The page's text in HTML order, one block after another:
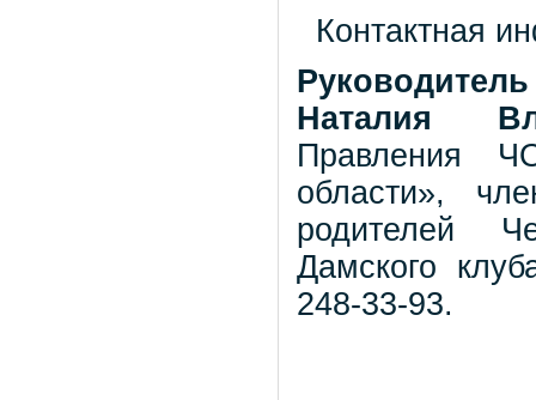
Контактная
Наталия
Правления
области»,
родителей
Дамского
248-33-93.